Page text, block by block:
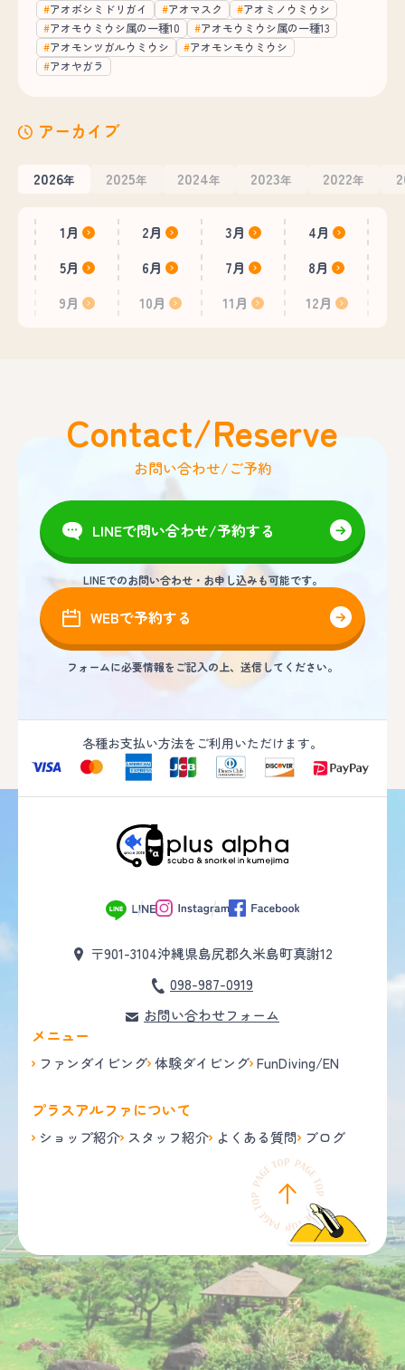
アオボシミドリガイ
アオマスク
アオミノウミウシ
アオモウミウシ属の一種10
アオモウミウシ属の一種13
アオモンツガルウミウシ
アオモンモウミウシ
アオヤガラ
アーカイブ
2026年 2025年 2024年 2023年 2022年
1月 2月 3月
4月
5月
6月 7月
8月
9月
10月 11月 12月
Contact/Reserve
お問い合わせ/ご予約
LINEで問い合わせ/予約する
LINEでのお問い合わせ・お申し込みも可能です。
WEBで予約する
フォームに必要情報をご記入の上、送信してください。
各種お支払い方法をご利用いただけます。
〒901-3104沖縄県島尻郡久米島町真謝12
098-987-0919
お問い合わせフォーム
メニュー
ファンダイビング 体験ダイビング FunDiving/EN
プラスアルファについて
ショップ紹介 スタッフ紹介 よくある質問 ブログ